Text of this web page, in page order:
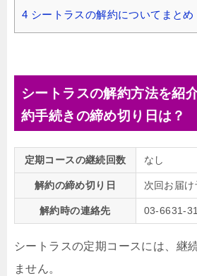
4 シートラスの解約についてまとめ
シートラスの解約方法を紹
約手続きの締め切り日は？
定期コースの継続回数 なし
解約の締め切り日 次回お届
解約時の連絡先 03-6631-
シートラスの定期コースには、継
ません。